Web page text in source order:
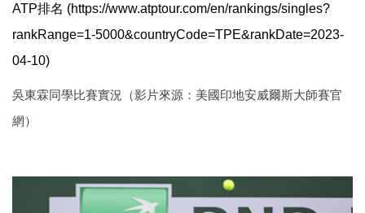
ATP排名 (https://www.atptour.com/en/rankings/singles?
rankRange=1-5000&countryCode=TPE&rankDate=2023-
04-10)
吳東霖同學比賽實況（影片來源：美國印地安威爾斯大師賽官
網）